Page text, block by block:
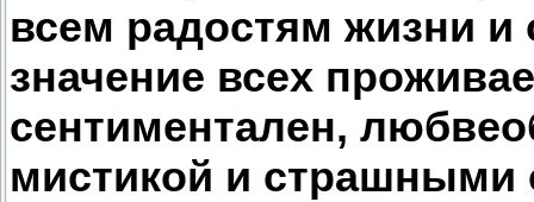
всем радостям жизни
значение всех
сентиментален,
мистикой и страшными